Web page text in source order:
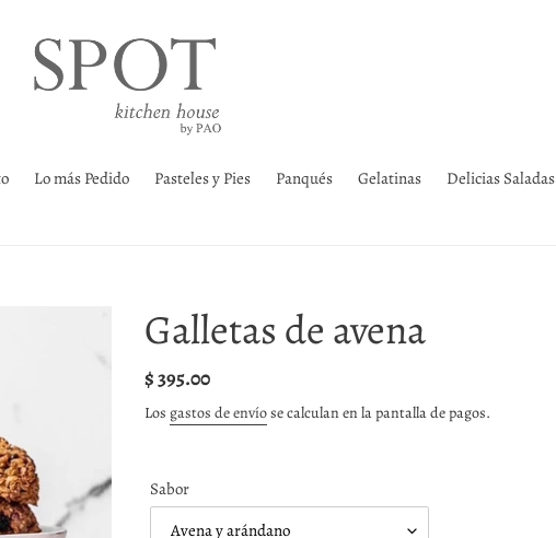
Lo más Pedido Pasteles y Pies Panqués Gelatinas Delicias Saladas
Galletas de avena
Precio
habitual
$ 395.00
Los gastos de envíose calculan en la pantalla de pagos.
Sabor